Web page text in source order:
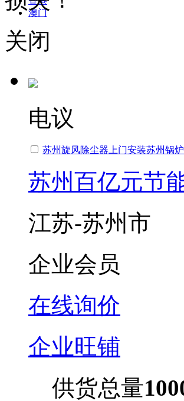
澳门
关闭
电议
苏州旋风除尘器上门安装苏州锅
苏州百亿元节
江苏-苏州市
企业会员
在线询价
企业旺铺
供货总量